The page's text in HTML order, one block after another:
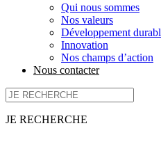
Qui nous sommes
Nos valeurs
Développement
Innovation
Nos champs d’action
Nous contacter
JE RECHERCHE